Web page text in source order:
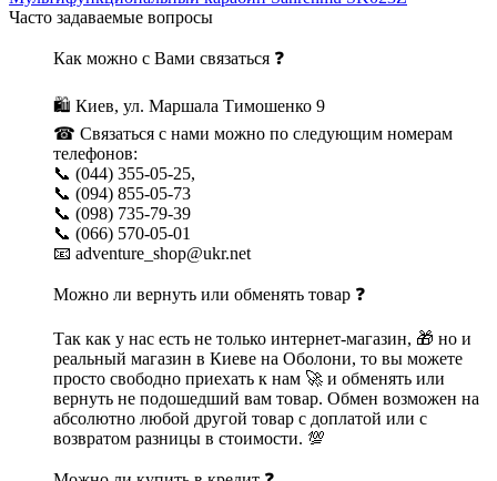
Часто задаваемые вопросы
Как можно с Вами связаться ❓
🛍 Киев, ул. Маршала Тимошенко 9
☎ Связаться с нами можно по следующим номерам
телефонов:
📞 (044) 355-05-25,
📞 (094) 855-05-73
📞 (098) 735-79-39
📞 (066) 570-05-01
📧 adventure_shop@ukr.net
Можно ли вернуть или обменять товар ❓
Так как у нас есть не только интернет-магазин, 🎁 но и
реальный магазин в Киеве на Оболони, то вы можете
просто свободно приехать к нам 🚀 и обменять или
вернуть не подошедший вам товар. Обмен возможен на
абсолютно любой другой товар с доплатой или с
возвратом разницы в стоимости. 💯